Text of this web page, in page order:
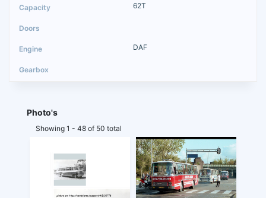
62T
DAF
Photo's
Showing 1 - 48 of 50 total